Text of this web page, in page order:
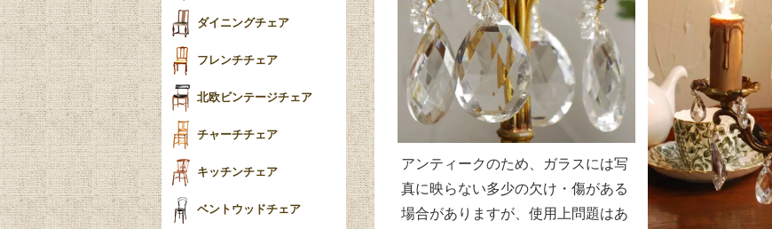
アンティークのため、ガラスには写
真に映らない多少の欠け・傷がある
場合がありますが、使用上問題はあ
ダイニングチェア
フレンチチェア
北欧ビンテージチェア
チャーチチェア
キッチンチェア
ベントウッドチェア